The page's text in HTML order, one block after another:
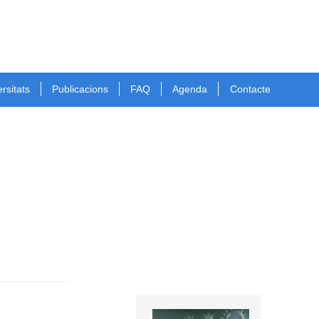
Publicacions FAQ Agenda Contacte